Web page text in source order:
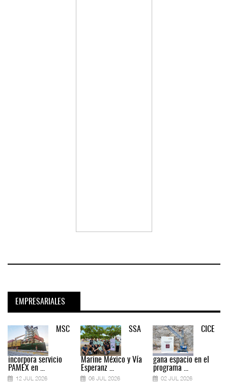
EMPRESARIALES
MSC
incorpora servicio
PAMEX en ...
12 JUL 2026
SSA
Marine México y Vía
Esperanz ...
06 JUL 2026
CICE
gana espacio en el
programa ...
02 JUL 2026